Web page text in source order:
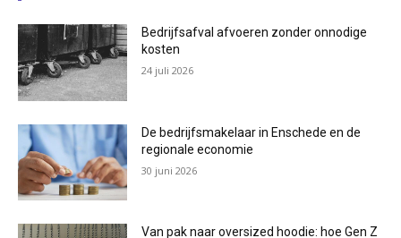
Bedrijfsafval afvoeren zonder onnodige
kosten
24 juli 2026
De bedrijfsmakelaar in Enschede en de
regionale economie
30 juni 2026
Van pak naar oversized hoodie: hoe Gen Z